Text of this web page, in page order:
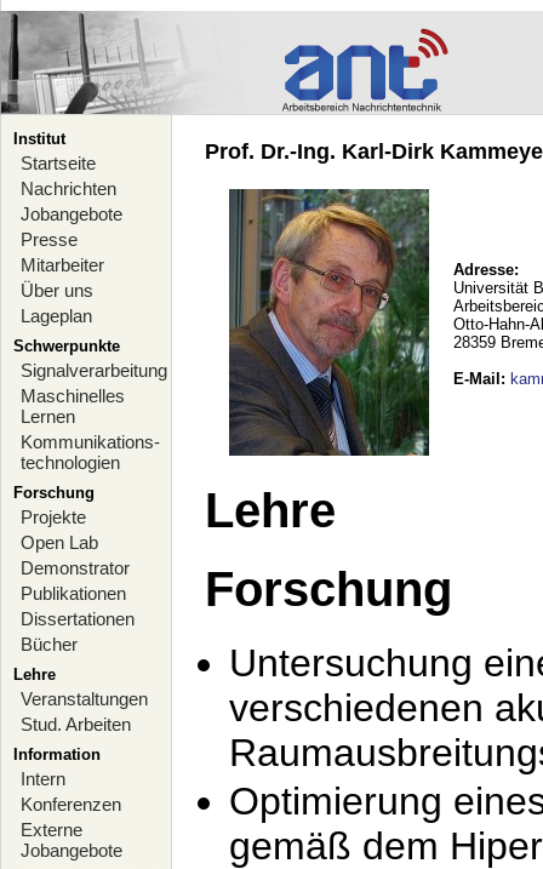
Institut
Startseite
Nachrichten
Jobangebote
Presse
Mitarbeiter
Über uns
Lageplan
Schwerpunkte
Signalverarbeitung
Maschinelles
Lernen
Kommunikations-
technologien
Forschung
Projekte
Open Lab
Demonstrator
Publikationen
Dissertationen
Bücher
Lehre
Veranstaltungen
Stud. Arbeiten
Information
Intern
Konferenzen
Externe
Jobangebote
Prof. Dr.-Ing. Karl-Dirk
Adresse:
Universität
Otto-Hahn-
28359
E-Mail :
Lehre
Forschung
Untersuchung
verschiedenen
Optimierung
gemäß dem